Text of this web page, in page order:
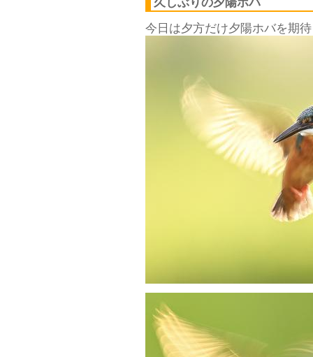
今日は夕方だけ夕陽ホバを期